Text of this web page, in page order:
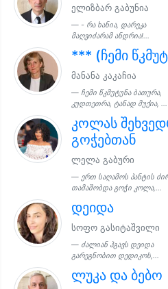
ელიზბარ გაბუნია
- რა ხანია, დარეკა
მაღვიძარამ ანდრია!...
*** (ჩემი
მანანა კაკაჩია
ჩემი წკმუტუნა ბათურა,
კუდთეთრა, ტანად მუქია, ...
კოლას
გოჭებთან
ლელა გაბური
ერთ საღამოს პანტის
თამაშობდა გოჭი კოლა,...
დეიდა
სოფო გასიტაშვილი
ძალიან ჰგავს დეიდა
გარეგნობით დედიკოს,...
ლუკა და ბებო